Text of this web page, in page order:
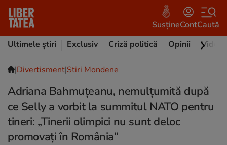
SusțineContCaută
Ultimele știri
Exclusiv Criză politică Opinii Video
|Divertisment|Stiri Mondene
Adriana Bahmuțeanu, nemulțumită după
ce Selly a vorbit la summitul NATO pentru
tineri: „Tinerii olimpici nu sunt deloc
promovați în România”